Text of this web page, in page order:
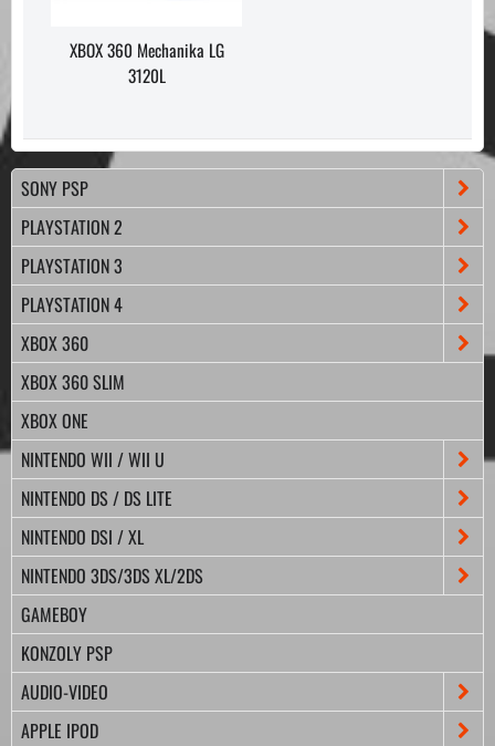
XBOX 360 Mechanika LG
3120L
SONY PSP
PLAYSTATION 2
PLAYSTATION 3
PLAYSTATION 4
XBOX 360
XBOX 360 SLIM
XBOX ONE
NINTENDO WII / WII U
NINTENDO DS / DS LITE
NINTENDO DSI / XL
NINTENDO 3DS/3DS XL/2DS
GAMEBOY
KONZOLY PSP
AUDIO-VIDEO
APPLE IPOD